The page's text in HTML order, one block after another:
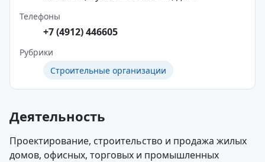
Телефоны
+7 (4912) 446605
Рубрики
Строительные организации
Деятельность
Проектирование, строительство и продажа жилых
домов, офисных, торговых и промышленных